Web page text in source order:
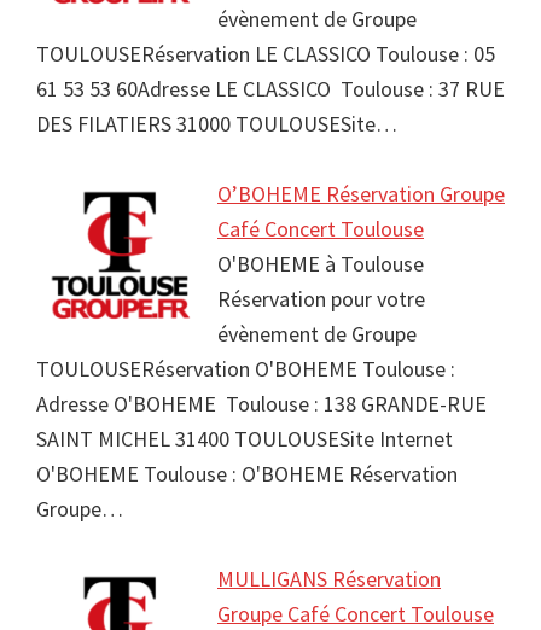
évènement de Groupe
TOULOUSERéservation LE CLASSICO Toulouse : 05
61 53 53 60Adresse LE CLASSICO Toulouse : 37 RUE
DES FILATIERS 31000 TOULOUSESite…
O’BOHEME Réservation Groupe
Café Concert Toulouse
O'BOHEME à Toulouse
Réservation pour votre
évènement de Groupe
TOULOUSERéservation O'BOHEME Toulouse :
Adresse O'BOHEME Toulouse : 138 GRANDE-RUE
SAINT MICHEL 31400 TOULOUSESite Internet
O'BOHEME Toulouse : O'BOHEME Réservation
Groupe…
MULLIGANS Réservation
Groupe Café Concert Toulouse